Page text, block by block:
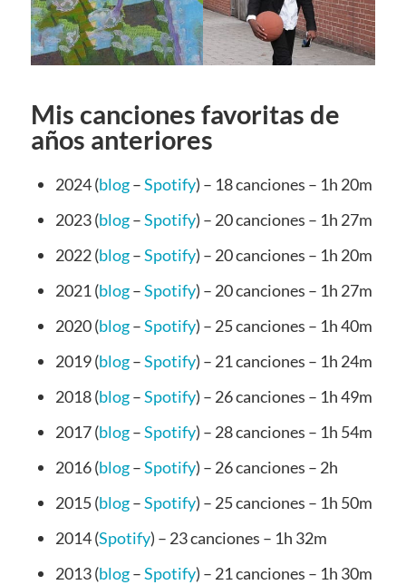
Mis canciones favoritas de
años anteriores
2024 (blog–Spotify) – 18 canciones – 1h 20m
2023 (blog–Spotify) – 20 canciones – 1h 27m
2022 (blog–Spotify) – 20 canciones – 1h 20m
2021 (blog–Spotify) – 20 canciones – 1h 27m
2020 (blog–Spotify) – 25 canciones – 1h 40m
2019 (blog–Spotify) – 21 canciones – 1h 24m
2018 (blog–Spotify) – 26 canciones – 1h 49m
2017 (blog–Spotify) – 28 canciones – 1h 54m
2016 (blog–Spotify) – 26 canciones – 2h
2015 (blog–Spotify) – 25 canciones – 1h 50m
2014 (Spotify) – 23 canciones – 1h 32m
2013 (blog–Spotify) – 21 canciones – 1h 30m